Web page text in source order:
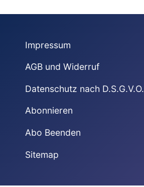
Impressum
AGB und Widerruf
Datenschutz nach D.S.G.V.O.
Abonnieren
Abo Beenden
Sitemap